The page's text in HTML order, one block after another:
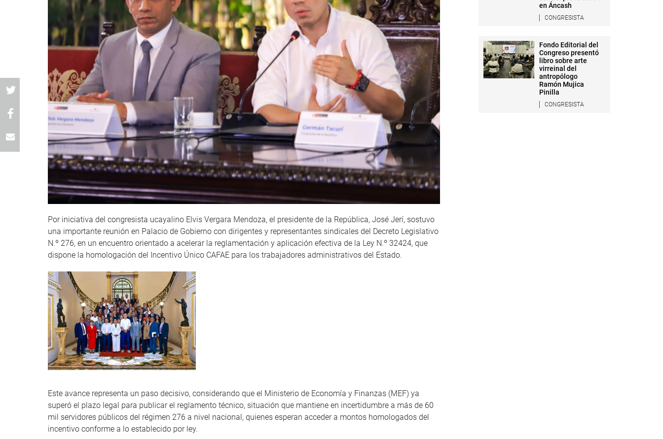
Por iniciativa del congresista ucayalino Elvis Vergara Mendoza, el presidente de la República, José Jerí, sostuvo
una importante reunión en Palacio de Gobierno con dirigentes y representantes sindicales del Decreto Legislativo
N.º 276, en un encuentro orientado a acelerar la reglamentación y aplicación efectiva de la Ley N.º 32424, que
dispone la homologación del Incentivo Único CAFAE para los trabajadores administrativos del Estado.
Este avance representa un paso decisivo, considerando que el Ministerio de Economía y Finanzas (MEF) ya
superó el plazo legal para publicar el reglamento técnico, situación que mantiene en incertidumbre a más de 60
mil servidores públicos del régimen 276 a nivel nacional, quienes esperan acceder a montos homologados del
incentivo conforme a lo establecido por ley.
en Áncash
CONGRESISTA
Fondo Editorial del
Congreso presentó
libro sobre arte
virreinal del
antropólogo
Ramón Mujica
Pinilla
CONGRESISTA